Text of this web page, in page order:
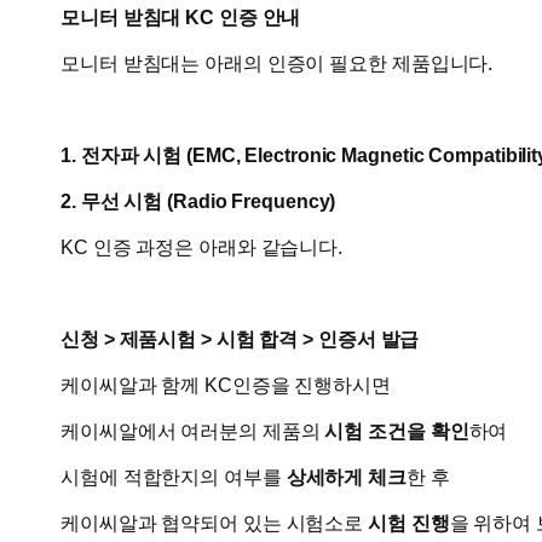
모니터 받침대 KC 인증 안내
모니터 받침대는 아래의 인증이 필요한 제품입니다.
1. 전자파 시험 (EMC, Electronic Magnetic
2. 무선 시험 (Radio Frequency)
KC 인증 과정은 아래와 같습니다.
신청 > 제품시험 > 시험 합격 > 인증서 발급
케이씨알과 함께 KC인증을 진행하시면
​케이씨알에서 여러분의 제품의시험 조건을 확인하여
시험에 적합한지의 여부를 상세하게 체크한 후
케이씨알과 협약되어 있는 시험소로시험 진행을 위하여